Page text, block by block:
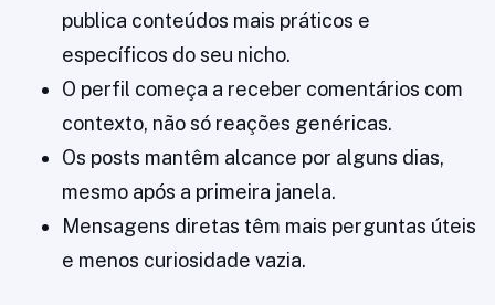
publica conteúdos mais práticos e
específicos do seu nicho.
O perfil começa a receber comentários com
contexto, não só reações genéricas.
Os posts mantêm alcance por alguns dias,
mesmo após a primeira janela.
Mensagens diretas têm mais perguntas úteis
e menos curiosidade vazia.